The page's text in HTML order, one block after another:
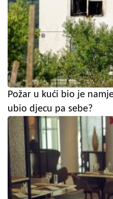
Požar u kući bio je
ubio djecu pa sebe?